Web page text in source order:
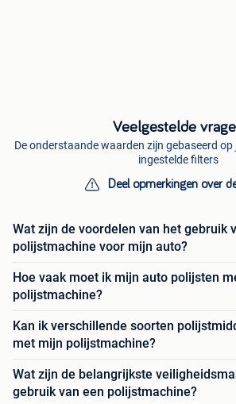
Veelgestelde
De onderstaande waarden zijn gebaseerd
ingestelde filters
Deel opmerkingen over
Wat zijn de voordelen van het gebruik
polijstmachine voor mijn auto?
Hoe vaak moet ik mijn auto polijsten
polijstmachine?
Kan ik verschillende soorten
met mijn polijstmachine?
Wat zijn de belangrijkste
gebruik van een polijstmachine?